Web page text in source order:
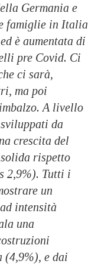
Germania e
famiglie in Italia
è aumentata di
pre Covid. Ci
ci sarà,
ma poi
A livello
da
crescita del
solida rispetto
2,9%). Tutti i
un
intensità
una
(4,9%), e dai